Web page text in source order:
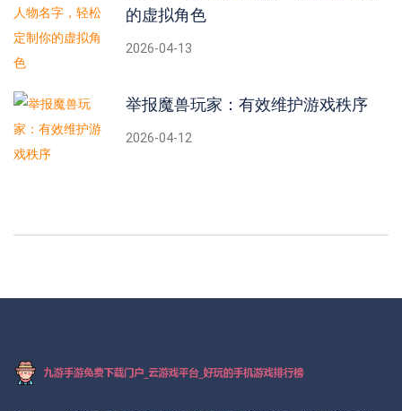
的虚拟角色
2026-04-13
举报魔兽玩家：有效维护游戏秩序
2026-04-12